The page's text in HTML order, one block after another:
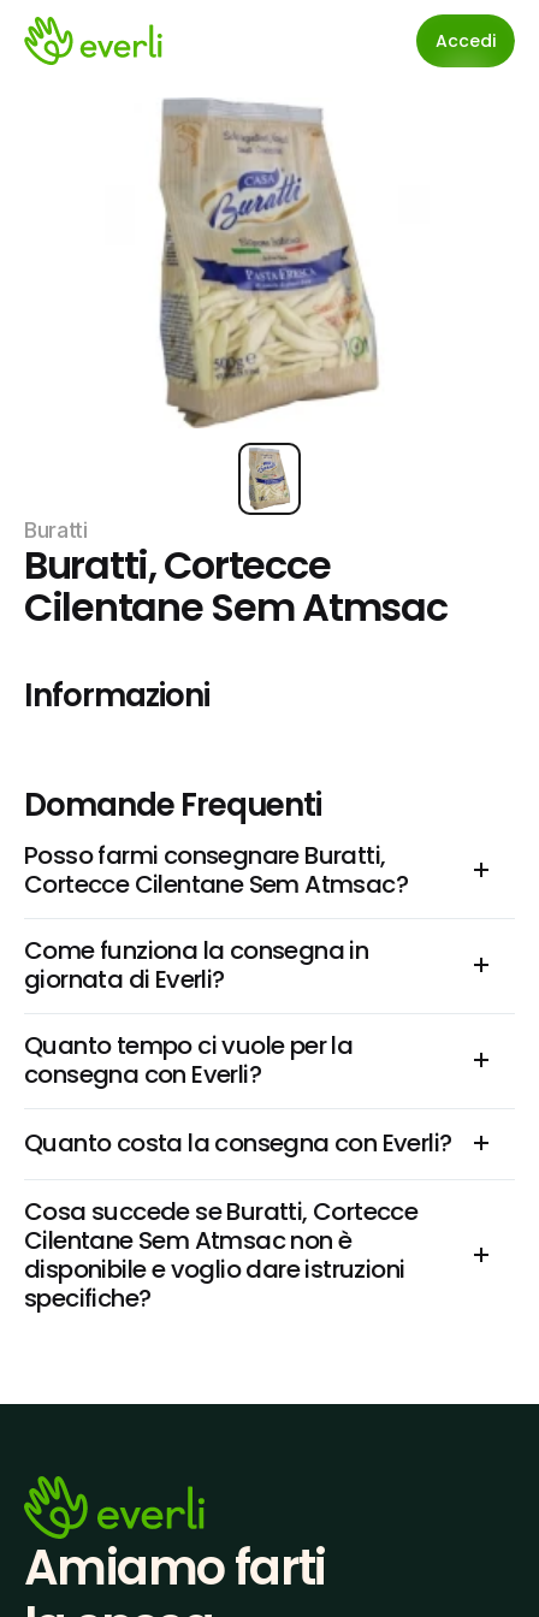
Accedi
Buratti
Buratti, Cortecce
Cilentane Sem Atmsac
Informazioni
Domande Frequenti
Posso farmi consegnare Buratti,
Cortecce Cilentane Sem Atmsac?
Come funziona la consegna in
giornata di Everli?
Quanto tempo ci vuole per la
consegna con Everli?
Quanto costa la consegna con Everli?
Cosa succede se Buratti, Cortecce
Cilentane Sem Atmsac non è
disponibile e voglio dare istruzioni
specifiche?
Amiamo farti